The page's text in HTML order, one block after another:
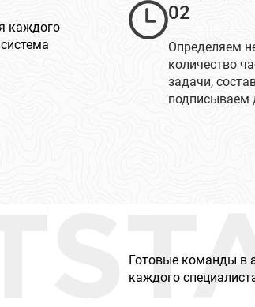
каждого
02
Определяем
количество
задачи,
подписываем
Готовые команды в
каждого